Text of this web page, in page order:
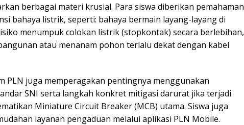
berbagai materi krusial. Para siswa diberikan pemahaman
bahaya listrik, seperti: bahaya bermain layang-layang di
menumpuk colokan listrik (stopkontak) secara berlebihan,
atau menanam pohon terlalu dekat dengan kabel
PLN juga memperagakan pentingnya menggunakan
SNI serta langkah konkret mitigasi darurat jika terjadi
Miniature Circuit Breaker (MCB) utama. Siswa juga
layanan pengaduan melalui aplikasi PLN Mobile.